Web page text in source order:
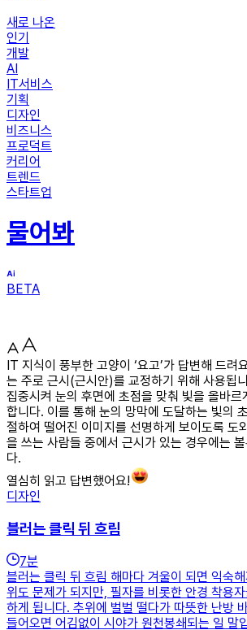
새로 나온
인기
개발
AI
IT서비스
기획
디자인
비즈니스
프로덕트
커리어
트렌드
스타트업
물어봐
BETA
IT 지식이 풍부한 고양이 ‘요고’가 답변해 드려
는 주로 근시(근시안)를 교정하기 위해 사용됩
집중시켜 눈의 후면에 초점을 맞춰 빛을 올바르
합니다. 이를 통해 눈의 망막에 도달하는 빛의
절하여 떨어진 이미지를 선명하게 보이도록 도
을 쓰는 사람들 중에서 근시가 있는 경우에는
다.
열심히 읽고 답변했어요!
디자인
블러는 클릭 뒤 흐림
7분
블러는 클릭 뒤 흐림 해마다 겨울이 되면 익숙
위도 문제가 되지만, 필자를 비롯한 안경 착용
하게 됩니다. 추위에 벌벌 떨다가 따뜻한 난방
들어오면 어김없이 시야가 원천봉쇄되는 일 말